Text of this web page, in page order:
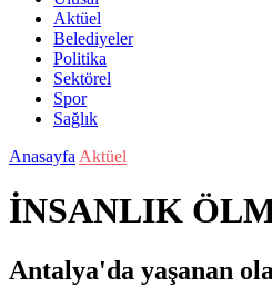
Aktüel
Belediyeler
Politika
Sektörel
Spor
Sağlık
Anasayfa Aktüel
İNSANLIK
Antalya'da yaşanan